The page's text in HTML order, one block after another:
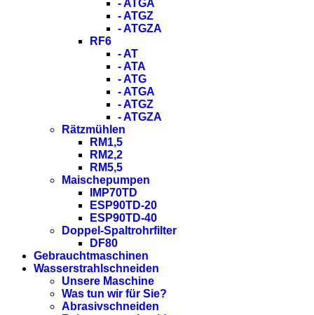
- ATGA
- ATGZ
- ATGZA
RF6
- AT
- ATA
- ATG
- ATGA
- ATGZ
- ATGZA
Rätzmühlen
RM1,5
RM2,2
RM5,5
Maischepumpen
IMP70TD
ESP90TD-20
ESP90TD-40
Doppel-Spaltrohrfilter
DF80
Gebrauchtmaschinen
Wasserstrahlschneiden
Unsere Maschine
Was tun wir für Sie?
Abrasivschneiden